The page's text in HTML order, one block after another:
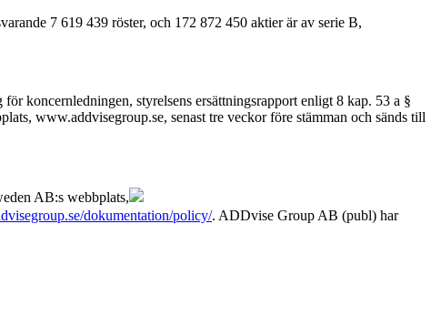
7 619 439 röster, och 172 872 450 aktier är av serie B,
koncernledningen, styrelsens ersättningsrapport enligt 8 kap. 53 a §
www.addvisegroup.se, senast tre veckor före stämman och sänds till
AB:s webbplats,
dokumentation/policy/. ADDvise Group AB (publ) har